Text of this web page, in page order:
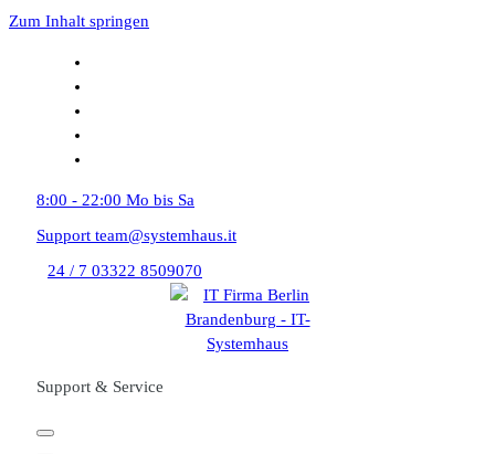
Zum Inhalt springen
8:00 - 22:00 Mo bis Sa
Support team@systemhaus.it
24 / 7 03322 8509070
Support & Service